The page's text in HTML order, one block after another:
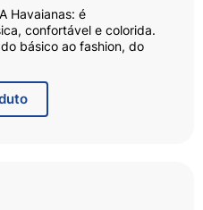
Havaianas: é
confortável e colorida.
básico ao fashion, do